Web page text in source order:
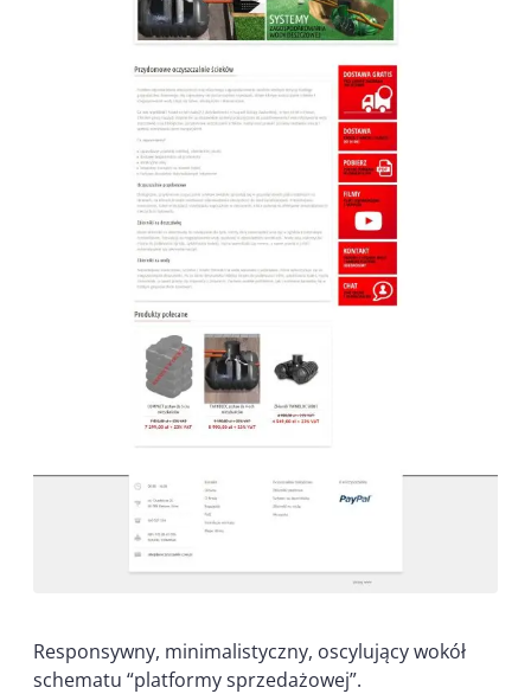
Responsywny, minimalistyczny, oscylujący wokół
schematu “platformy sprzedażowej”.